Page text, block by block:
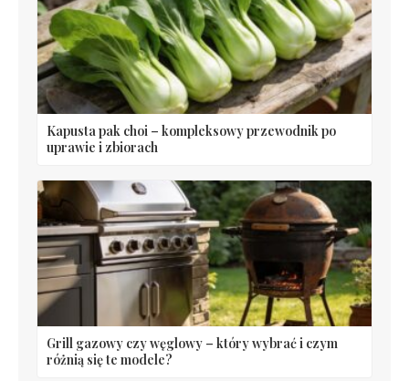
Kapusta pak choi – kompleksowy przewodnik po
uprawie i zbiorach
Grill gazowy czy węglowy – który wybrać i czym
różnią się te modele?